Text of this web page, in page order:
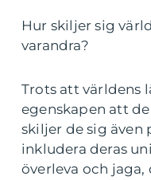
Hur skiljer sig
varandra?
Trots att världens
egenskapen att
skiljer de sig även
inkludera deras
överleva och